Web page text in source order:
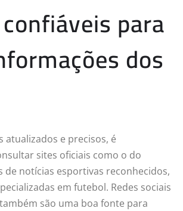
para
dos
atualizados e precisos, é
sites oficiais como o do
de notícias esportivas reconhecidos,
em futebol. Redes sociais
são uma boa fonte para